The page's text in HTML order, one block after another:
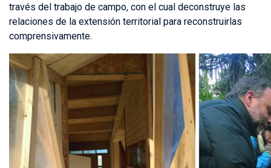
través del trabajo de campo, con el cual deconstruye las
relaciones de la extensión territorial para reconstruirlas
comprensivamente.